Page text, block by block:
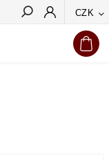
CZK
Hledat